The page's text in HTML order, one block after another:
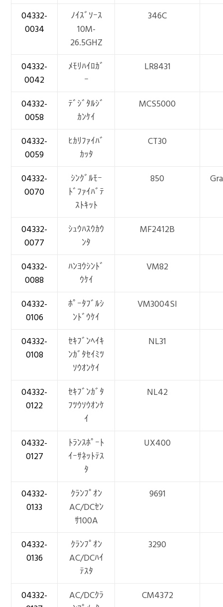
04332-
0034
ﾉｲｽﾞｿｰｽ
10M-
26.5GHZ
346C
04332-
0042
ﾒﾓﾘﾊｲﾛｶﾞ
ｰ
LR8431
04332-
0058
ﾃﾞｼﾞﾀﾙｼﾞ
ｶﾝｹｲ
MCS5000
04332-
0059
ﾋｶﾘﾌｧｲﾊﾞ
ｶｯﾀ
CT30
04332-
0070
ｼﾝｸﾞﾙﾓｰ
ﾄﾞﾌｧｲﾊﾞﾃ
ｽﾄｷｯﾄ
850
04332-
0077
ｼｭｳﾊｽｳｶｳ
ﾝﾀ
MF2412B
04332-
0088
ﾊﾝﾖｳｼﾝﾄﾞ
ｳｹｲ
VM82
04332-
0106
ﾎﾟｰﾀﾌﾞﾙｼ
ﾝﾄﾞｳｹｲ
VM3004SI
04332-
0108
ｾｷﾌﾞﾝﾍｲｷ
ﾝｶﾞﾀｾｲﾐﾂ
ｿｳｵﾝｹｲ
NL31
04332-
0122
ｾｷﾌﾞﾝｶﾞﾀ
ﾌﾂｳｿｳｵﾝｹ
ｲ
NL42
04332-
0127
ﾄﾗﾝｽﾎﾟｰﾄ
ｲｰｻﾈｯﾄﾃｽ
ﾀ
UX400
04332-
0133
ｸﾗﾝﾌﾟｵﾝ
AC/DCｾﾝ
ｻ100A
9691
04332-
0136
ｸﾗﾝﾌﾟｵﾝ
AC/DCﾊｲ
ﾃｽﾀ
3290
04332-
AC/DCｸﾗ
CM4372